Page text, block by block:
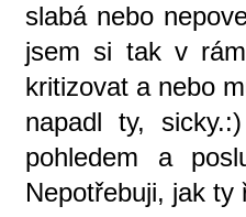
slabá nebo
jsem si tak v
kritizovat a nebo
napadl ty,
pohledem a
Nepotřebuji, jak